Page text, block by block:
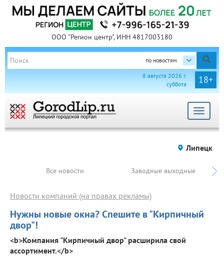
ООО "Регион центр", ИНН 4817003180
по новостям
18+
8 августа 2026 г.
суббота
Toggle
Липецк
Все новости Заводные выходные
Нужны новые окна? Спешите в "Кирпичный
двор"!
Новости компаний (на правах рекламы)
<b>Компания "Кирпичный двор" расширила свой
ассортимент.</b>